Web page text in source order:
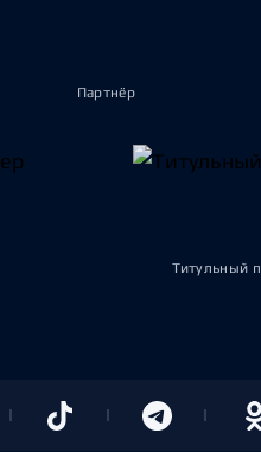
Партнёр
Титульный